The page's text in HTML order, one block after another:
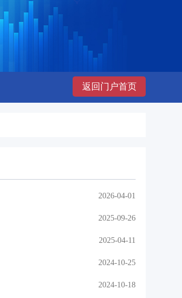
返回门户首页
2026-04-01
2025-09-26
2025-04-11
2024-10-25
2024-10-18